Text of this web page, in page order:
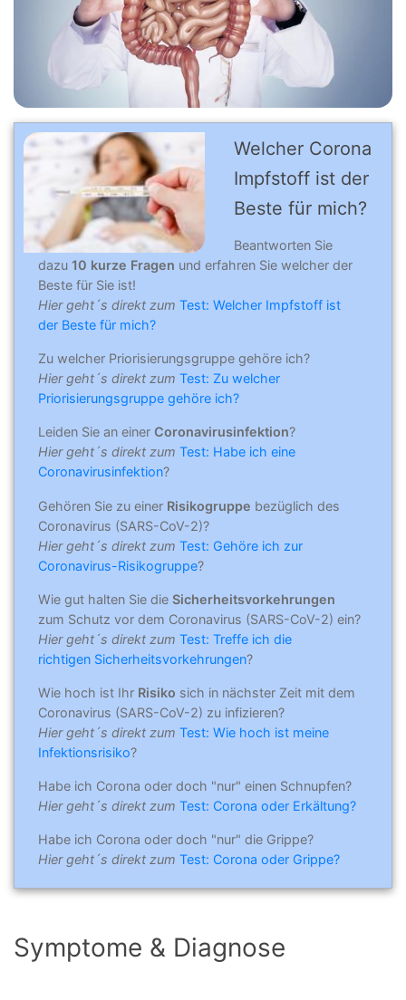
Welcher Corona
Impfstoff ist der
Beste für mich?
Beantworten Sie
dazu 10 kurze Fragen und erfahren Sie welcher der
Beste für Sie ist!
Hier geht´s direkt zum Test: Welcher Impfstoff ist
der Beste für mich?
Zu welcher Priorisierungsgruppe gehöre ich?
Hier geht´s direkt zum Test: Zu welcher
Priorisierungsgruppe gehöre ich?
Leiden Sie an einer Coronavirusinfektion?
Hier geht´s direkt zum Test: Habe ich eine
Coronavirusinfektion?
Gehören Sie zu einer Risikogruppe bezüglich des
Coronavirus (SARS-CoV-2)?
Hier geht´s direkt zum Test: Gehöre ich zur
Coronavirus-Risikogruppe?
Wie gut halten Sie die Sicherheitsvorkehrungen
zum Schutz vor dem Coronavirus (SARS-CoV-2) ein?
Hier geht´s direkt zum Test: Treffe ich die
richtigen Sicherheitsvorkehrungen?
Wie hoch ist Ihr Risiko sich in nächster Zeit mit dem
Coronavirus (SARS-CoV-2) zu infizieren?
Hier geht´s direkt zum Test: Wie hoch ist meine
Infektionsrisiko?
Habe ich Corona oder doch "nur" einen Schnupfen?
Hier geht´s direkt zum Test: Corona oder Erkältung?
Habe ich Corona oder doch "nur" die Grippe?
Hier geht´s direkt zum Test: Corona oder Grippe?
Symptome & Diagnose